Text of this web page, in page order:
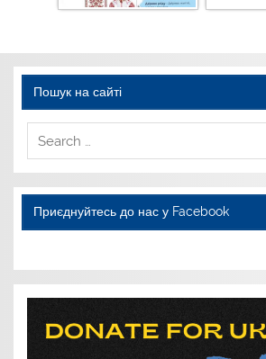
Пошук на сайті
Приєднуйтесь до нас у Facebook